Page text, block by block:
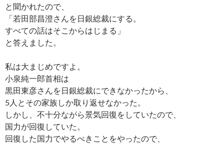
と聞かれたので、
「若田部昌澄さんを日銀総裁にする。
すべての話はそこからはじまる」
と答えました。
私は大まじめですよ。
小泉純一郎首相は
黒田東彦さんを日銀総裁にできなかったから、
5人とその家族しか取り返せなかった。
しかし、不十分ながら景気回復をしていたので、
国力が回復していた。
回復した国力でやるべきことをやったので、